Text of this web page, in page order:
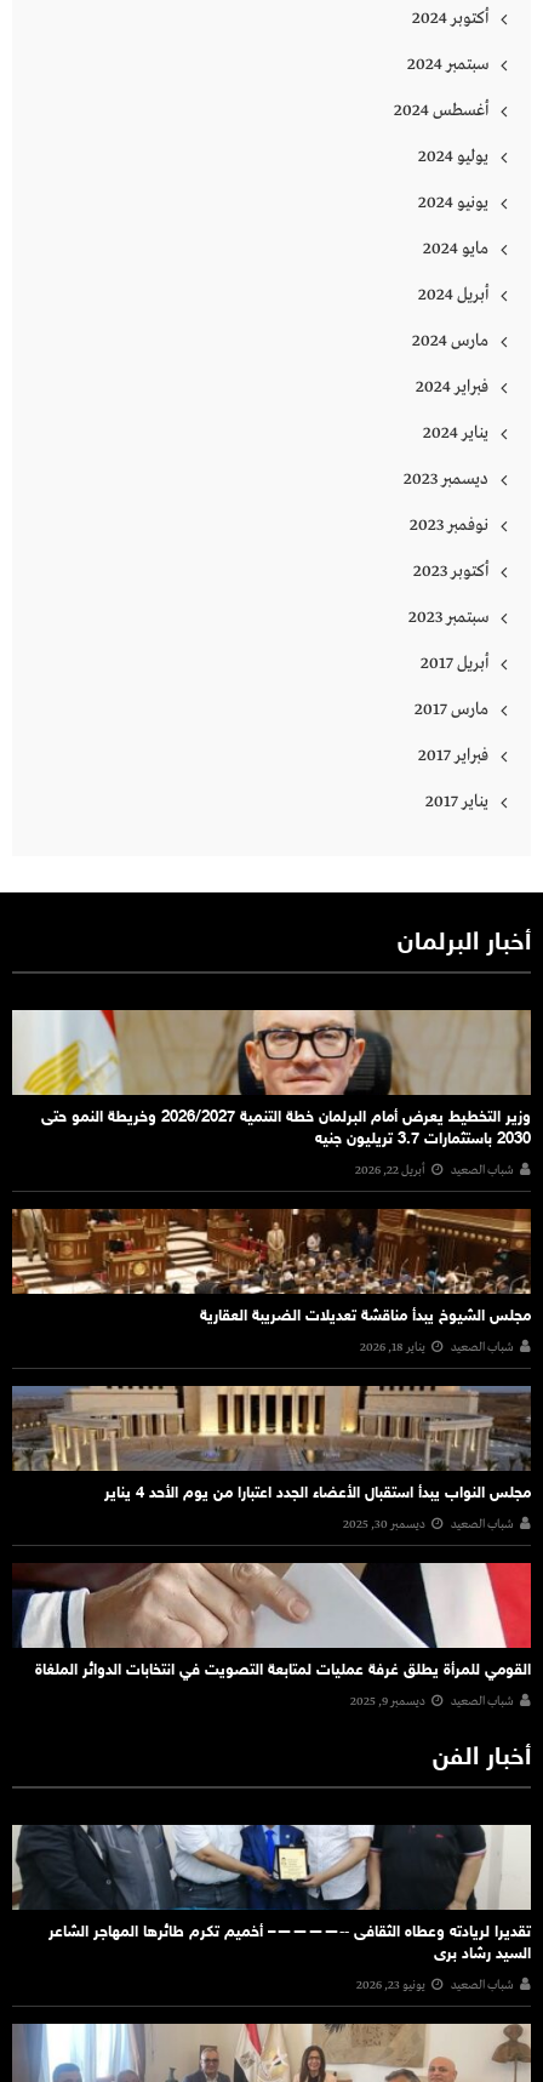
أكتوبر 2024
سبتمبر 2024
أغسطس 2024
يوليو 2024
يونيو 2024
مايو 2024
أبريل 2024
مارس 2024
فبراير 2024
يناير 2024
ديسمبر 2023
نوفمبر 2023
أكتوبر 2023
سبتمبر 2023
أبريل 2017
مارس 2017
فبراير 2017
يناير 2017
أخبار البرلمان
وزير التخطيط يعرض أمام البرلمان خطة التنمية 2026/2027 وخريطة النمو حتى
2030 باستثمارات 3.7 تريليون جنيه
شباب الصعيد أبريل 22, 2026
مجلس الشيوخ يبدأ مناقشة تعديلات الضريبة العقارية
شباب الصعيد يناير 18, 2026
مجلس النواب يبدأ استقبال الأعضاء الجدد اعتبارا من يوم الأحد 4 يناير
شباب الصعيد ديسمبر 30, 2025
القومي للمرأة يطلق غرفة عمليات لمتابعة التصويت في انتخابات الدوائر الملغاة
شباب الصعيد ديسمبر 9, 2025
أخبار الفن
تقديرا لريادته وعطاه الثقافى ‐‐————– أخميم تكرم طائرها المهاجر الشاعر
السيد رشاد برى
شباب الصعيد يونيو 23, 2026